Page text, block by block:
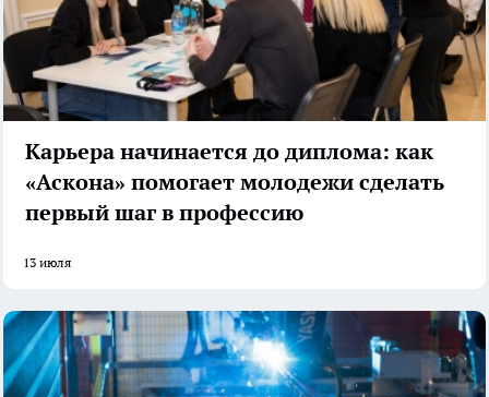
Карьера начинается до диплома: как
«Аскона» помогает молодежи сделать
первый шаг в профессию
13 июля